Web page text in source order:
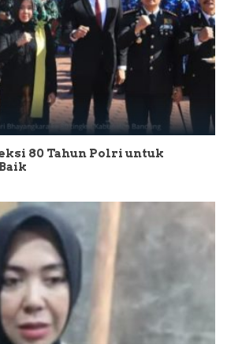
80 Tahun Polri untuk